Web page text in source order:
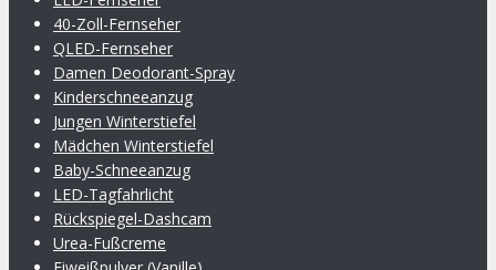
40-Zoll-Fernseher
QLED-Fernseher
Damen Deodorant-Spray
Kinderschneeanzug
Jungen Winterstiefel
Mädchen Winterstiefel
Baby-Schneeanzug
LED-Tagfahrlicht
Rückspiegel-Dashcam
Urea-Fußcreme